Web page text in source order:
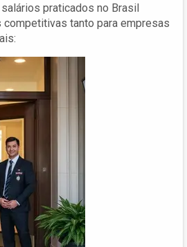
praticados no Brasil
competitivas tanto para empresas